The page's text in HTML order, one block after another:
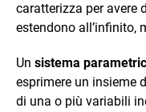
caratterizza per avere
estendono all’infinito,
Un sistema
esprimere un insieme
di una o più variabili